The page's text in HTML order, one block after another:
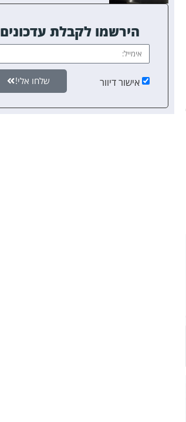
הירשמו לקבלת עדכונים
אישור דיוור שלחו אלי!